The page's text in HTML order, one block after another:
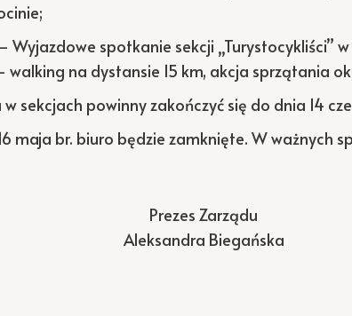
spotkanie sekcji „Turystocykliści”
na dystansie 15 km, akcja sprzątania
sekcjach powinny zakończyć się do dnia 14
maja br. biuro będzie zamknięte. W ważnych
Prezes Zarządu
Aleksandra Biegańska